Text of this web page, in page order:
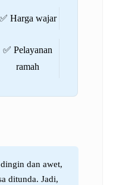
✅ Harga wajar
✅ Pelayanan
ramah
dan awet,
ditunda. Jadi,